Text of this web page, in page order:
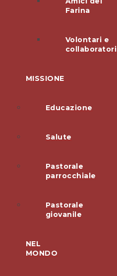
Farina
Volontari e
collaboratori
MISSIONE
Educazione
Salute
Pastorale
parrocchiale
Pastorale
giovanile
NEL
MONDO